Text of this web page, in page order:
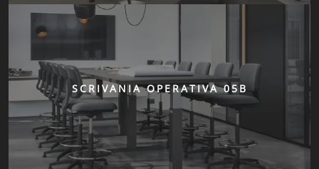
SCRIVANIA OPERATIVA 05B